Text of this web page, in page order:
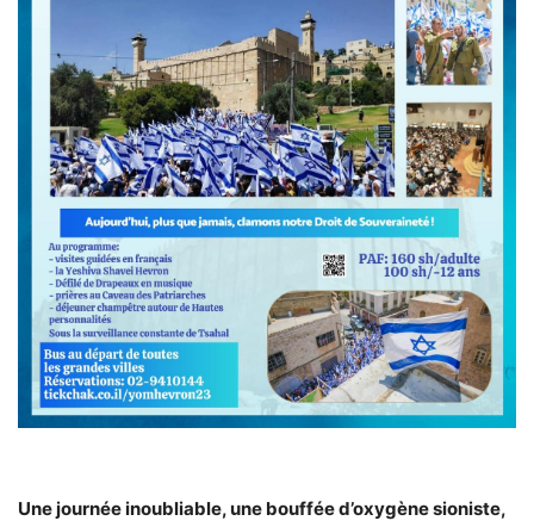
Une journée inoubliable, une bouffée d’oxygène sioniste,